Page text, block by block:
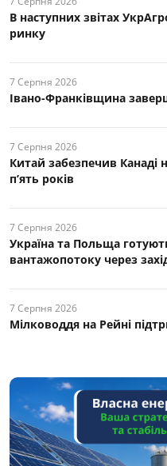
В наступних звітах
ринку
7 Серпня 2026
Івано-Франківщина
7 Серпня 2026
Китай забезпечив
п’ять років
7 Серпня 2026
Україна та Польща
вантажопотоку через
7 Серпня 2026
Мілководдя на Рейні